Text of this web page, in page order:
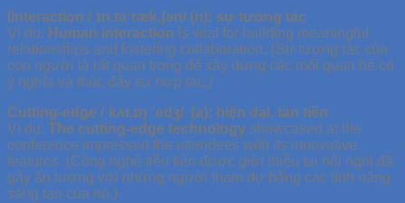
Iinteraction /ˌɪn.təˈræk.ʃən/ (n): sự tương tác
Ví dụ: Human interaction is vital for building meaningful
relationships and fostering collaboration. (Sự tương tác của
con người là rất quan trọng để xây dựng các mối quan hệ có
ý nghĩa và thúc đẩy sự hợp tác.)
Cutting-edge /ˌkʌt.ɪŋ ˈedʒ/ (a): hiện đại, tân tiến
Ví dụ: The cutting-edge technology showcased at the
conference impressed the attendees with its innovative
features. (Công nghệ tiên tiến được giới thiệu tại hội nghị đã
gây ấn tượng với những người tham dự bằng các tính năng
sáng tạo của nó.)